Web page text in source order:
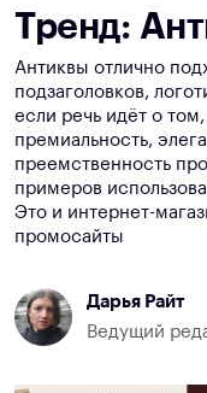
Тренд:
Антиквы отлично
подзаголовков,
если речь идёт о
премиальность,
преемственность
примеров
Это и интернет-
промосайты
Дарья Райт
Ведущий